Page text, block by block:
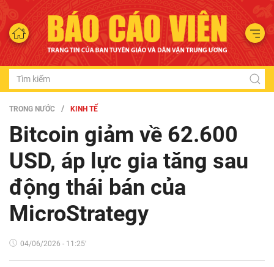
TRONG NƯỚC KINH TẾ
Bitcoin giảm về 62.600
USD, áp lực gia tăng sau
động thái bán của
MicroStrategy
04/06/2026 - 11:25'